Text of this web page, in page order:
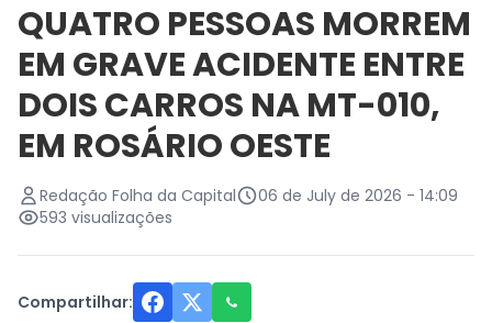
QUATRO PESSOAS MORREM
EM GRAVE ACIDENTE ENTRE
DOIS CARROS NA MT-010,
EM ROSÁRIO OESTE
Redação Folha da Capital
06 de July de 2026 - 14:09
593 visualizações
Compartilhar: